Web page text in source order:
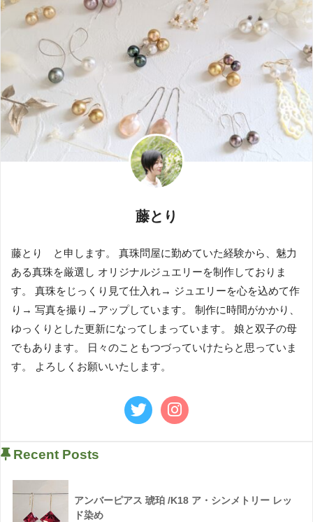
藤とり
藤とり と申します。 真珠問屋に勤めていた経験から、魅力
ある真珠を厳選し オリジナルジュエリーを制作しておりま
す。 真珠をじっくり見て仕入れ→ ジュエリーを心を込めて作
り→ 写真を撮り→アップしています。 制作に時間がかかり、
ゆっくりとした更新になってしまっています。 娘と双子の母
でもあります。 日々のこともつづっていけたらと思っていま
す。 よろしくお願いいたします。
Recent Posts
アンバーピアス 琥珀 /K18 ア・シンメトリー レッ
ド染め